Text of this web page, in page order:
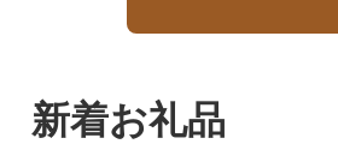
新着お礼品